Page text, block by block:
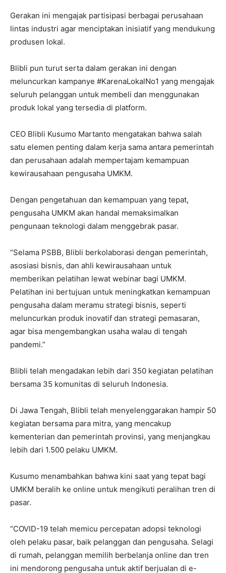
Gerakan ini mengajak partisipasi berbagai perusahaan
lintas industri agar menciptakan inisiatif yang mendukung
produsen lokal.
Blibli pun turut serta dalam gerakan ini dengan
meluncurkan kampanye #KarenaLokalNo1 yang mengajak
seluruh pelanggan untuk membeli dan menggunakan
produk lokal yang tersedia di platform.
CEO Blibli Kusumo Martanto mengatakan bahwa salah
satu elemen penting dalam kerja sama antara pemerintah
dan perusahaan adalah mempertajam kemampuan
kewirausahaan pengusaha UMKM.
Dengan pengetahuan dan kemampuan yang tepat,
pengusaha UMKM akan handal memaksimalkan
pengunaan teknologi dalam menggebrak pasar.
“Selama PSBB, Blibli berkolaborasi dengan pemerintah,
asosiasi bisnis, dan ahli kewirausahaan untuk
memberikan pelatihan lewat webinar bagi UMKM.
Pelatihan ini bertujuan untuk meningkatkan kemampuan
pengusaha dalam meramu strategi bisnis, seperti
meluncurkan produk inovatif dan strategi pemasaran,
agar bisa mengembangkan usaha walau di tengah
pandemi.”
Blibli telah mengadakan lebih dari 350 kegiatan pelatihan
bersama 35 komunitas di seluruh Indonesia.
Di Jawa Tengah, Blibli telah menyelenggarakan hampir 50
kegiatan bersama para mitra, yang mencakup
kementerian dan pemerintah provinsi, yang menjangkau
lebih dari 1.500 pelaku UMKM.
Kusumo menambahkan bahwa kini saat yang tepat bagi
UMKM beralih ke online untuk mengikuti peralihan tren di
pasar.
“COVID-19 telah memicu percepatan adopsi teknologi
oleh pelaku pasar, baik pelanggan dan pengusaha. Selagi
di rumah, pelanggan memilih berbelanja online dan tren
ini mendorong pengusaha untuk aktif berjualan di e-